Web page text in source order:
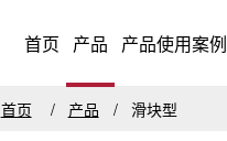
首页 产品 产品使用案例
首页
产品 滑块型